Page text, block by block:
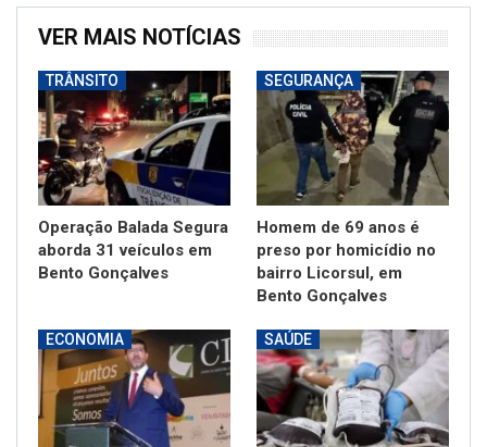
VER MAIS NOTÍCIAS
TRÂNSITO
Operação Balada Segura
aborda 31 veículos em
Bento Gonçalves
SEGURANÇA
Homem de 69 anos é
preso por homicídio no
bairro Licorsul, em
Bento Gonçalves
ECONOMIA SAÚDE